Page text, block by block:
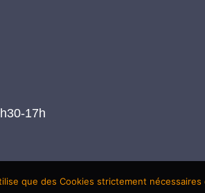
17h
que des Cookies strictement